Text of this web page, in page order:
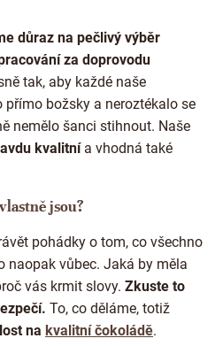
y
ý
p
i
u
důraz na pečlivý výběr
za doprovodu
tak, aby každé naše
božsky a neroztékalo se
nemělo šanci stihnout. Naše
kvalitní a vhodná také
jsou?
pohádky o tom, co všechno
naopak vůbec. Jaká by měla
vás krmit slovy. Zkuste to
To, co děláme, totiž
na kvalitní čokoládě.